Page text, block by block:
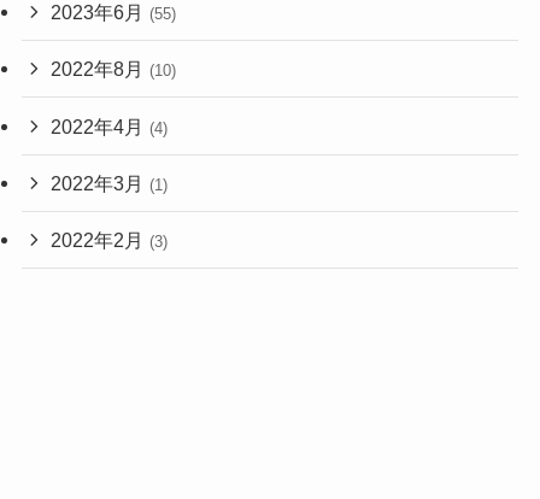
2023年6月 (55)
2022年8月 (10)
2022年4月 (4)
2022年3月 (1)
2022年2月 (3)